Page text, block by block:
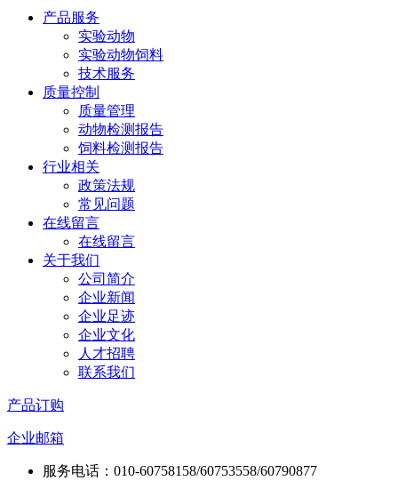
产品服务
实验动物
实验动物饲料
技术服务
质量控制
质量管理
动物检测报告
饲料检测报告
行业相关
政策法规
常见问题
在线留言
在线留言
关于我们
公司简介
企业新闻
企业足迹
企业文化
人才招聘
联系我们
产品订购
企业邮箱
服务电话：010-60758158/60753558/60790877